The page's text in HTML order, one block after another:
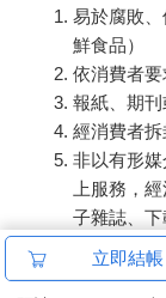
易於腐敗
鮮食品）
依消費者要
報紙、期刊
經消費者拆
非以有形
上服務，
子雜誌、
已拆封之
立即結帳